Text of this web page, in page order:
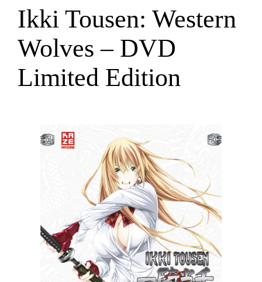
h
e
Ikki Tousen: Western
Wolves – DVD
Limited Edition